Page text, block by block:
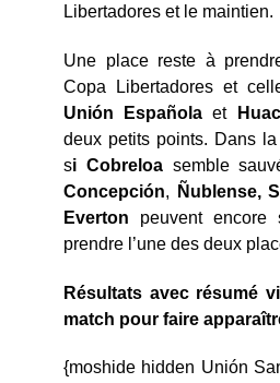
Libertadores et le maintien.
Une place reste à
Copa Libertadores et
Unión Española et
deux petits points. Dans
si Cobreloasemble
Concepción, Ñublense,
Everton peuvent encore
prendre l’une des deux
Résultats avec résumé
match pour faire
{moshide hidden Unión